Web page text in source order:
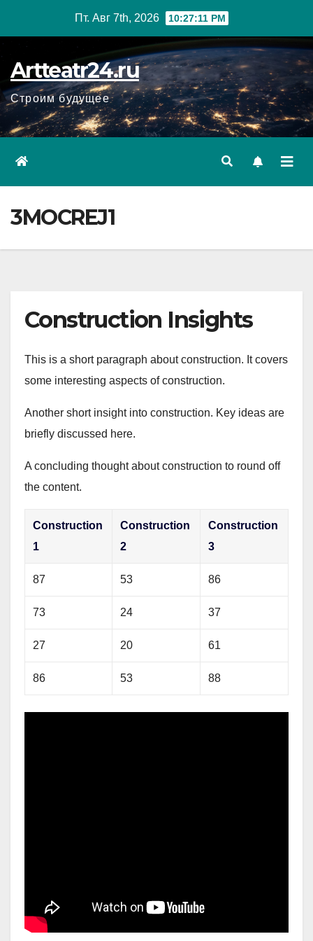
Пт. Авг 7th, 2026 10:27:13 PM
Artteatr24.ru
Строим будущее
3MOCREJ1
Construction Insights
This is a short paragraph about construction. It covers
some interesting aspects of construction.
Another short insight into construction. Key ideas are
briefly discussed here.
A concluding thought about construction to round off
the content.
Construction
1
Construction
2
Construction
3
87 53 86
73 24 37
27 20 61
86 53 88